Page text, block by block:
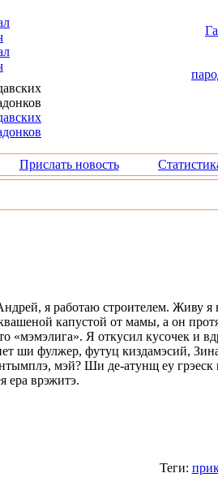
Прислать новость
я работаю строителем. Живу я
капустой от мамы, а он
«мэмэлига». Я откусил кусочек и
ши фулжер, футуц киздамэсий,
мэй? Ши де-атунщ еу грэеск
ера врэжитэ.
Теги: